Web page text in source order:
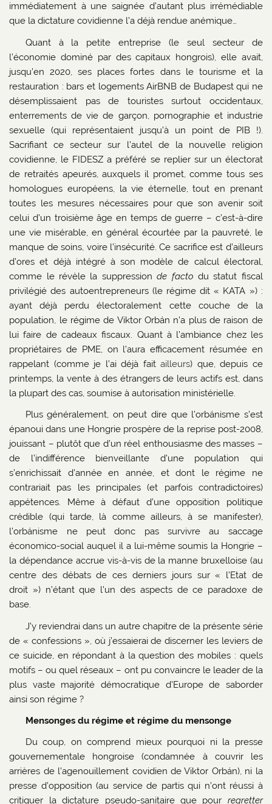
immédiatement à une saignée d’autant plus irrémédiable
que la dictature covidienne l’a déjà rendue anémique…
Quant à la petite entreprise (le seul secteur de
l’économie dominé par des capitaux hongrois), elle avait,
jusqu’en 2020, ses places fortes dans le tourisme et la
restauration : bars et logements AirBNB de Budapest qui ne
désemplissaient pas de touristes surtout occidentaux,
enterrements de vie de garçon, pornographie et industrie
sexuelle (qui représentaient jusqu’à un point de PIB !).
Sacrifiant ce secteur sur l’autel de la nouvelle religion
covidienne, le FIDESZ a préféré se replier sur un électorat
de retraités apeurés, auxquels il promet, comme tous ses
homologues européens, la vie éternelle, tout en prenant
toutes les mesures nécessaires pour que son avenir soit
celui d’un troisième âge en temps de guerre – c’est-à-dire
une vie misérable, en général écourtée par la pauvreté, le
manque de soins, voire l’insécurité. Ce sacrifice est d’ailleurs
d’ores et déjà intégré à son modèle de calcul électoral,
comme le révèle la suppressionde facto du statut fiscal
privilégié des autoentrepreneurs (le régime dit « KATA ») :
ayant déjà perdu électoralement cette couche de la
population, le régime de Viktor Orbán n’a plus de raison de
lui faire de cadeaux fiscaux. Quant à l’ambiance chez les
propriétaires de PME, on l’aura efficacement résumée en
rappelant (comme je l’ai déjà faitailleurs) que, depuis ce
printemps, la vente à des étrangers de leurs actifs est, dans
la plupart des cas, soumise à autorisation ministérielle.
Plus généralement, on peut dire que l’orbánisme s’est
épanoui dans une Hongrie prospère de la reprise post-2008,
jouissant – plutôt que d’un réel enthousiasme des masses –
de l’indifférence bienveillante d’une population qui
s’enrichissait d’année en année, et dont le régime ne
contrariait pas les principales (et parfois contradictoires)
appétences. Même à défaut d’une opposition politique
crédible (qui tarde, là comme ailleurs, à se manifester),
l’orbánisme ne peut donc pas survivre au saccage
économico-social auquel il a lui-même soumis la Hongrie –
la dépendance accrue vis-à-vis de la manne bruxelloise (au
centre des débats de ces derniers jours sur « l’Etat de
droit ») n’étant que l’un des aspects de ce paradoxe de
base.
J’y reviendrai dans un autre chapitre de la présente série
de « confessions », où j’essaierai de discerner les leviers de
ce suicide, en répondant à la question des mobiles : quels
motifs – ou quel réseaux – ont pu convaincre le leader de la
plus vaste majorité démocratique d’Europe de saborder
ainsi son régime ?
Mensonges du régime et régime du mensonge
Du coup, on comprend mieux pourquoi ni la presse
gouvernementale hongroise (condamnée à couvrir les
arrières de l’agenouillement covidien de Viktor Orbán), ni la
presse d’opposition (au service de partis qui n’ont réussi à
critiquer la dictature pseudo-sanitaire que pour regretter